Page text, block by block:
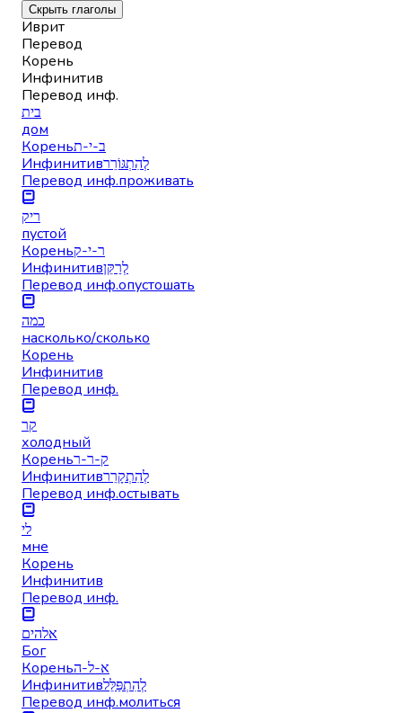
Скрыть глаголы
Иврит
Перевод
Корень
Инфинитив
Перевод инф.
בית
дом
Кореньב-י-ת
Инфинитивלְהִתְגּוֹרֵר
Перевод инф.проживать
ריק
пустой
Кореньר-י-ק
Инфинитивלְרַקֵּן
Перевод инф.опустошать
כמה
насколько/сколько
Корень
Инфинитив
Перевод инф.
קר
холодный
Кореньק-ר-ר
Инфинитивלְהִתְקָרֵר
Перевод инф.остывать
לי
мне
Корень
Инфинитив
Перевод инф.
אלהים
Бог
Кореньא-ל-ה
Инфинитивלְהִתְפַּלֵּל
Перевод инф.молиться